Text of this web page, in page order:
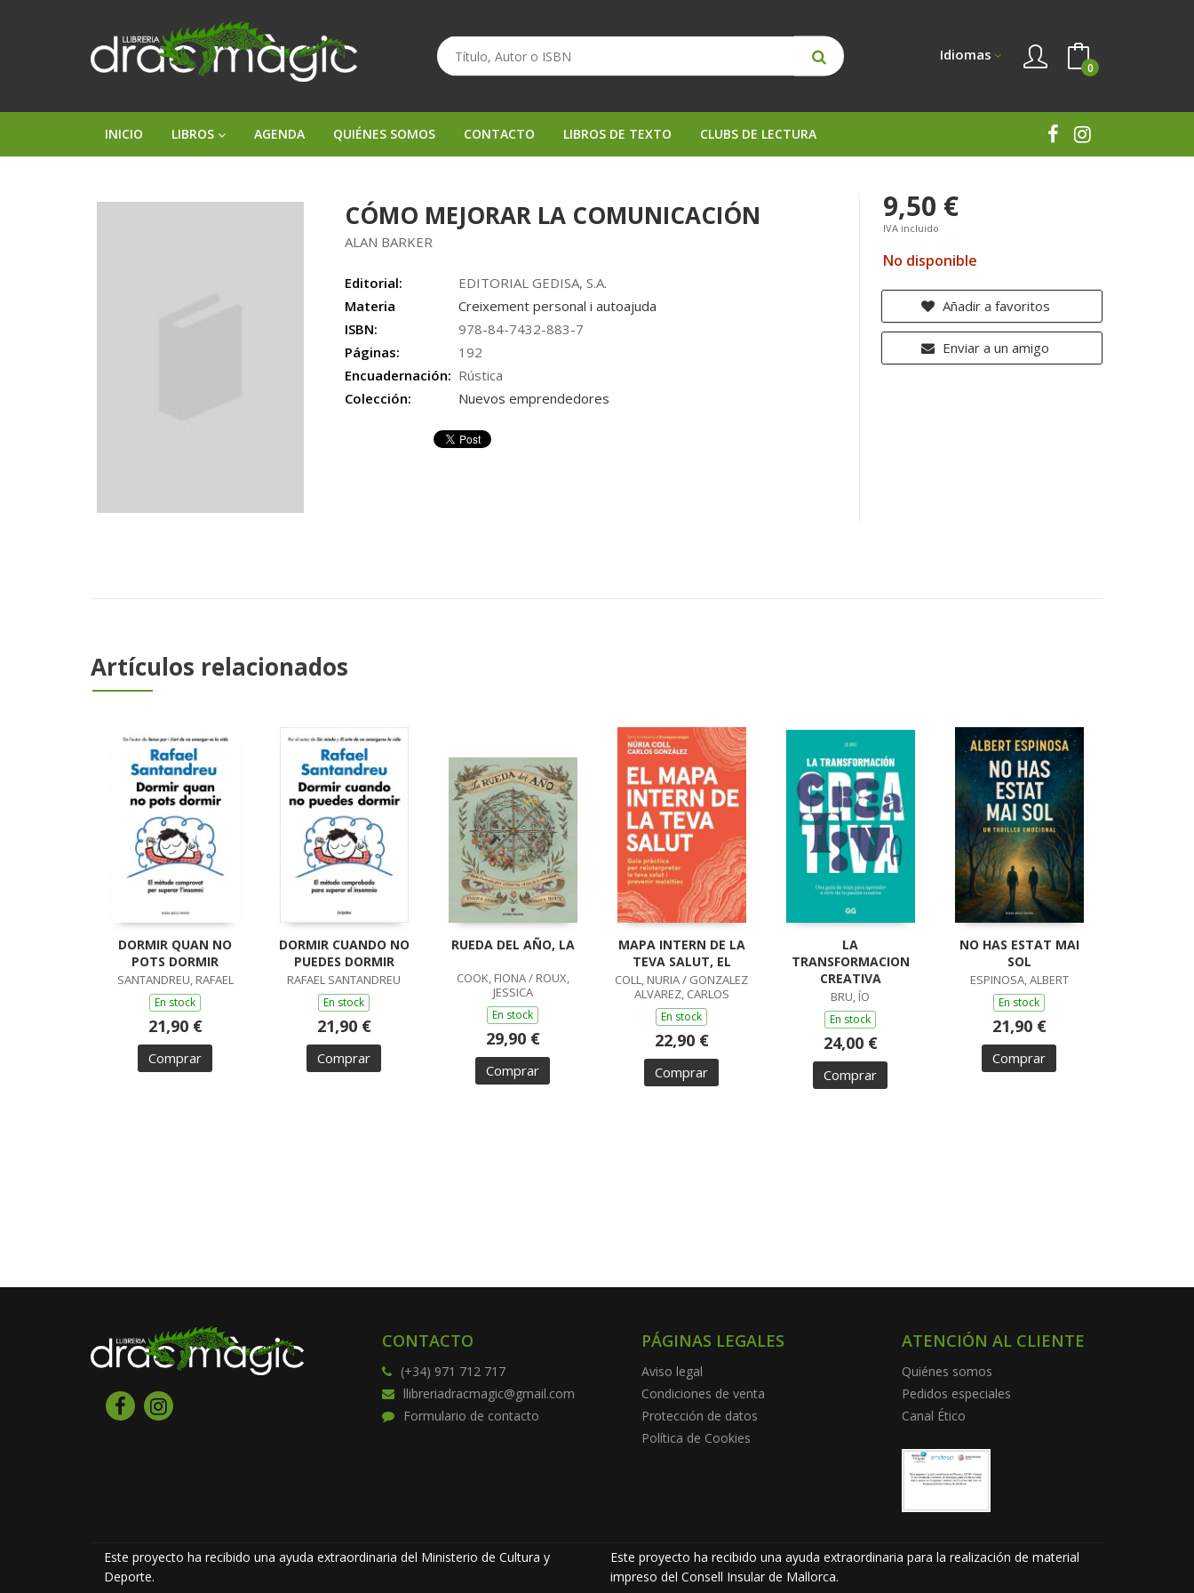
Idiomas
0
INICIO LIBROS AGENDA QUIÉNES SOMOS CONTACTO LIBROS DE TEXTO CLUBS DE LECTURA
CÓMO MEJORAR LA COMUNICACIÓN
ALAN BARKER
Editorial:
EDITORIAL GEDISA, S.A.
Materia
Creixement personal i autoajuda
ISBN:
978-84-7432-883-7
Páginas:
192
Encuadernación: Rústica
Colección:
Nuevos emprendedores
9,50 €
IVA incluido
No disponible
Añadir a favoritos
Enviar a un amigo
Artículos relacionados
DORMIR QUAN NO
POTS DORMIR
SANTANDREU, RAFAEL
En stock
21,90 €
Comprar
DORMIR CUANDO NO
PUEDES DORMIR
RAFAEL SANTANDREU
En stock
21,90 €
Comprar
RUEDA DEL AÑO, LA
COOK, FIONA / ROUX,
JESSICA
En stock
29,90 €
Comprar
MAPA INTERN DE LA
TEVA SALUT, EL
COLL, NURIA / GONZALEZ
ALVAREZ, CARLOS
En stock
22,90 €
Comprar
LA
TRANSFORMACION
CREATIVA
BRU, ÍO
En stock
24,00 €
Comprar
NO HAS ESTAT MAI
SOL
ESPINOSA, ALBERT
En stock
21,90 €
Comprar
CONTACTO
(+34) 971 712 717
llibreriadracmagic@gmail.com
Formulario de contacto
PÁGINAS LEGALES
Aviso legal
Condiciones de venta
Protección de datos
Política de Cookies
ATENCIÓN AL CLIENTE
Quiénes somos
Pedidos especiales
Canal Ético
Este proyecto ha recibido una ayuda extraordinaria del Ministerio de Cultura y
Deporte.
Este proyecto ha recibido una ayuda extraordinaria para la realización de material
impreso del Consell Insular de Mallorca.